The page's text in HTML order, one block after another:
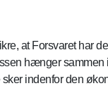
at Forsvaret har
hænger sammen
indenfor den